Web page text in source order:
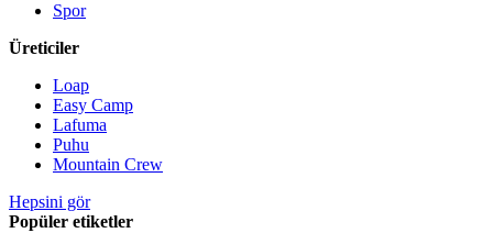
Spor
Üreticiler
Loap
Easy Camp
Lafuma
Puhu
Mountain Crew
Hepsini gör
Popüler etiketler